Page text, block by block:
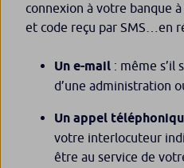
connexion à votre banque à
et code reçu par SMS…en
Un e-mail : même s’il
d’une administration
Un appel
votre interlocuteur
être au service de